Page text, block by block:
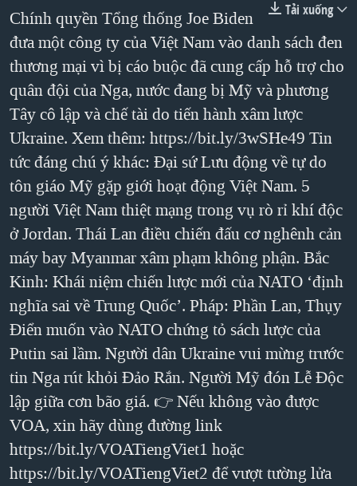
THỂ THAO
GIÁO DỤC
CHI PHÍ CHIẾN TRANH AFGHANISTAN
CÁC GIÁ TRỊ CỘNG HÒA Ở VIỆT NAM
THƯỢNG ĐỈNH TRUMP-KIM TẠI VIỆT NAM
TRỊNH VĨNH BÌNH VS. CHÍNH PHỦ VIỆT NAM
NGƯ DÂN VIỆT VÀ LÀN SÓNG TRỘM HẢI SÂM
BÊN KIA QUỐC LỘ: TIẾNG VỌNG TỪ NÔNG THÔN MỸ
QUAN HỆ VIỆT MỸ
Tải xuống
Chính quyền Tổng thống Joe Biden
đưa một công ty của Việt Nam vào danh sách đen
thương mại vì bị cáo buộc đã cung cấp hỗ trợ cho
quân đội của Nga, nước đang bị Mỹ và phương
Tây cô lập và chế tài do tiến hành xâm lược
Ukraine. Xem thêm: https://bit.ly/3wSHe49 Tin
tức đáng chú ý khác: Đại sứ Lưu động về tự do
tôn giáo Mỹ gặp giới hoạt động Việt Nam. 5
người Việt Nam thiệt mạng trong vụ rò rỉ khí độc
ở Jordan. Thái Lan điều chiến đấu cơ nghênh cản
máy bay Myanmar xâm phạm không phận. Bắc
Kinh: Khái niệm chiến lược mới của NATO ‘định
nghĩa sai về Trung Quốc’. Pháp: Phần Lan, Thụy
Điển muốn vào NATO chứng tỏ sách lược của
Putin sai lầm. Người dân Ukraine vui mừng trước
tin Nga rút khỏi Đảo Rắn. Người Mỹ đón Lễ Độc
lập giữa cơn bão giá. 👉 Nếu không vào được
VOA, xin hãy dùng đường link
https://bit.ly/VOATiengViet1 hoặc
https://bit.ly/VOATiengViet2 để vượt tường lửa